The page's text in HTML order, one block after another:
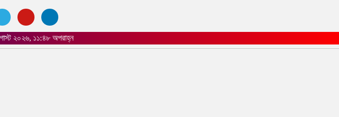
২০২৬, ১১:৪৮ অপরাহ্ন